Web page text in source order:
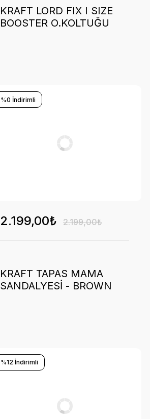
KRAFT LORD FIX I SIZE
BOOSTER O.KOLTUĞU
%0 İndirimli
2.199,00₺ 2.199,00₺
KRAFT TAPAS MAMA
SANDALYESİ - BROWN
%12 İndirimli